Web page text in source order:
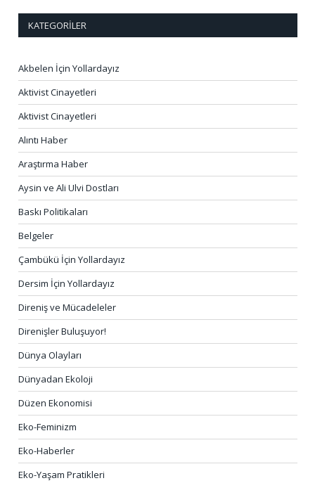
KATEGORILER
Akbelen İçin Yollardayız
Aktivist Cinayetleri
Aktivist Cinayetleri
Alıntı Haber
Araştırma Haber
Aysin ve Ali Ulvi Dostları
Baskı Politikaları
Belgeler
Çambükü İçin Yollardayız
Dersim İçin Yollardayız
Direniş ve Mücadeleler
Direnişler Buluşuyor!
Dünya Olayları
Dünyadan Ekoloji
Düzen Ekonomisi
Eko-Feminizm
Eko-Haberler
Eko-Yaşam Pratikleri